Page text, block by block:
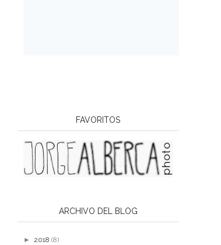
FAVORITOS
ARCHIVO DEL BLOG
► 2018 (8)